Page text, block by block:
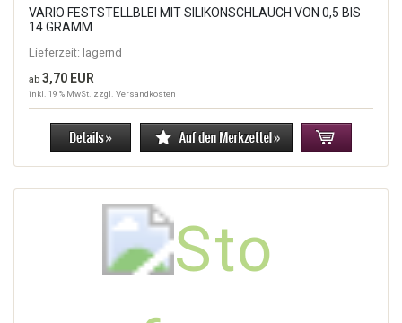
VARIO FESTSTELLBLEI MIT SILIKONSCHLAUCH VON 0,5 BIS
14 GRAMM
Lieferzeit: lagernd
ab 3,70 EUR
inkl. 19 % MwSt. zzgl. Versandkosten